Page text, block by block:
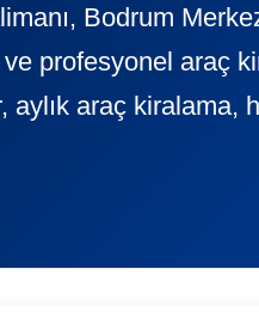
Bodrum
profesyonel araç
aylık araç